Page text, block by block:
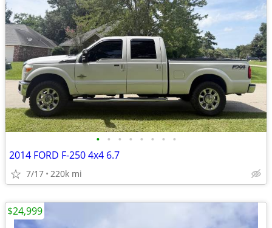
• • • • • • • •
2014 FORD F-250 4x4 6.7
7/17 220k mi
$24,999